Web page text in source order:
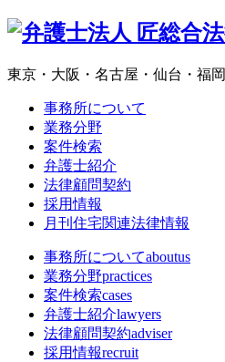
東京・大阪・名古屋・仙台・福岡
事務所について
業務分野
案件検索
弁護士紹介
法律顧問契約
採用情報
月刊住宅関連法律情報
事務所についてaboutus
業務分野practices
案件検索cases
弁護士紹介lawyers
法律顧問契約adviser
採用情報recruit